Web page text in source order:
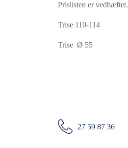
Prislisten er vedhæftet.
Trise 110-114
Trise Ø 55
27 59 87 36